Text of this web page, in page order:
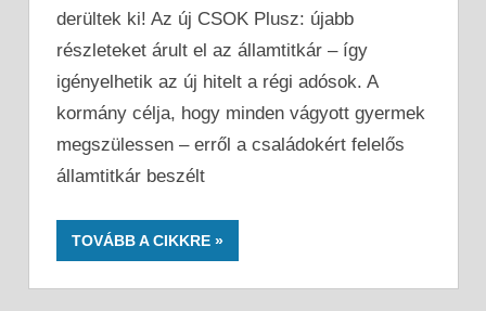
derültek ki! Az új CSOK Plusz: újabb
részleteket árult el az államtitkár – így
igényelhetik az új hitelt a régi adósok. A
kormány célja, hogy minden vágyott gyermek
megszülessen – erről a családokért felelős
államtitkár beszélt
TOVÁBB A CIKKRE